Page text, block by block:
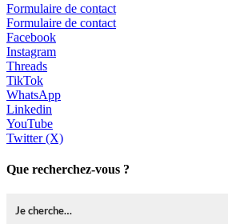
Formulaire de contact
Formulaire de contact
Facebook
Instagram
Threads
TikTok
WhatsApp
Linkedin
YouTube
Twitter (X)
Que recherchez-vous ?